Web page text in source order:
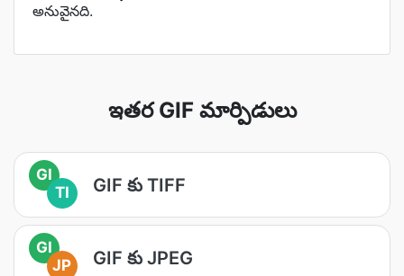
అనువైనది.
ఇతర GIF మార్పిడులు
GI
TI
GIF కు TIFF
GI
JP
GIF కు JPEG